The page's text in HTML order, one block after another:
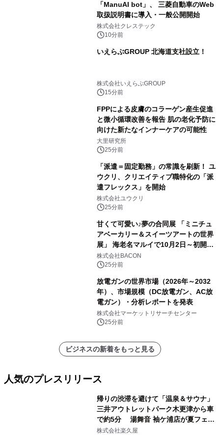
「ManuAI bot」、 三菱自動車のWeb
取扱説明書に導入・一般公開開始
株式会社クレステック
10分前
いえらぶGROUP 北海道支社設立！
株式会社いえらぶGROUP
15分前
FPPによる皮膚のコラーゲン産生促進
と微小循環改善を報告 肌の老化予防に
向けた新たなインナーケアの可能性
大里研究所
25分前
「派遣＝固定勤務」の常識を刷新！ ユ
ウクリ、クリエイティブ職特化の「派
遣フレックス」を開始
株式会社ユウクリ
25分前
甘くて可愛い♪夢の合同展 「ミニチュ
アベーカリー＆スイーツアートの世界
展」 海老名マルイで10月2日～初開
催！
株式会社BACON
25分前
放電ガンの世界市場（2026年～2032
年）、市場規模（DC放電ガン、AC放
電ガン）・分析レポートを発表
株式会社マーケットリサーチセンター
25分前
ビジネスの新着をもっと見る
人気のプレスリリース
帰りの渋滞を避けて「温泉＆サウナ」
三井アウトレットパーク木更津から車
で約5分 湯舞音 袖ケ浦店が夏フェア
メニューを提供
株式会社楽久屋